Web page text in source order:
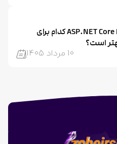
وردپرس یا ASP.NET Core MVC کدام برای
است؟
10 مرداد 1405